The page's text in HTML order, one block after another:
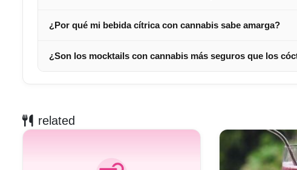
¿Por qué mi bebida cítrica con cannabis sabe amarga?
¿Son los mocktails con cannabis más seguros que los
related